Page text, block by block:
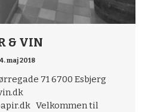
& VIN
4. maj 2018
71 6700 Esbjerg
Velkommen til